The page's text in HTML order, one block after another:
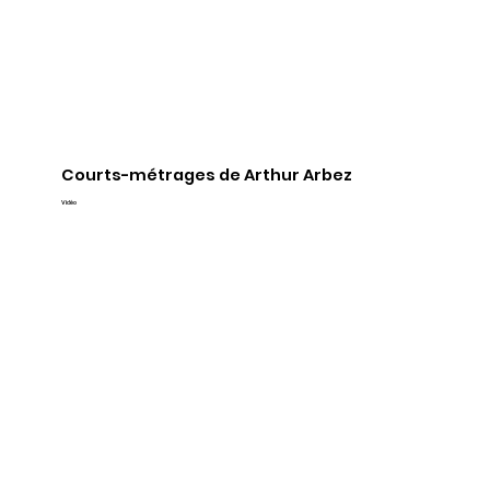
Courts-métrages de Arthur Arbez
Vidéo